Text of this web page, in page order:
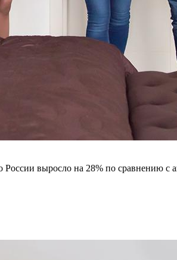
России выросло на 28% по сравнению